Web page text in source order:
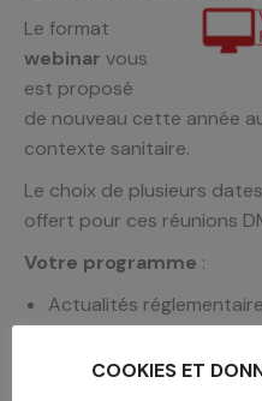
Le format
webinar vous
est proposé
de nouveau cette année
contexte sanitaire.
Le choix de plusieurs
offert pour ces réunions
Votre programme :
Actualités
Point marchés
cours et perspectives
COOKIES ET